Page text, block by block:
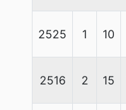
2525 1 10
2516 2 15